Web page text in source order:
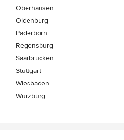
Oberhausen
Oldenburg
Paderborn
Regensburg
Saarbrücken
Stuttgart
Wiesbaden
Würzburg